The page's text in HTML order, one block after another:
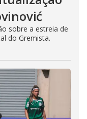
sobre a estreia de
do Gremista.